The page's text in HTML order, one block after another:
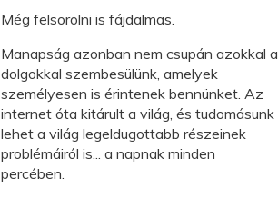
Még felsorolni is fájdalmas.
Manapság azonban nem csupán azokkal a
dolgokkal szembesülünk, amelyek
személyesen is érintenek bennünket. Az
internet óta kitárult a világ, és tudomásunk
lehet a világ legeldugottabb részeinek
problémáiról is... a napnak minden
percében.